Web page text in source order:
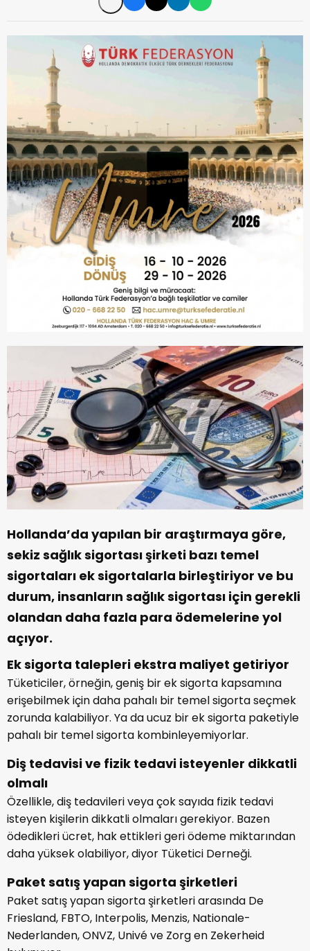
Hollanda’da yapılan bir araştırmaya göre,
sekiz sağlık sigortası şirketi bazı temel
sigortaları ek sigortalarla birleştiriyor ve bu
durum, insanların sağlık sigortası için gerekli
olandan daha fazla para ödemelerine yol
açıyor.
Ek sigorta talepleri ekstra maliyet getiriyor
Tüketiciler, örneğin, geniş bir ek sigorta kapsamına
erişebilmek için daha pahalı bir temel sigorta seçmek
zorunda kalabiliyor. Ya da ucuz bir ek sigorta paketiyle
pahalı bir temel sigorta kombinleyemiyorlar.
Diş tedavisi ve fizik tedavi isteyenler dikkatli
olmalı
Özellikle, diş tedavileri veya çok sayıda fizik tedavi
isteyen kişilerin dikkatli olmaları gerekiyor. Bazen
ödedikleri ücret, hak ettikleri geri ödeme miktarından
daha yüksek olabiliyor, diyor Tüketici Derneği.
Paket satış yapan sigorta şirketleri
Paket satış yapan sigorta şirketleri arasında De
Friesland, FBTO, Interpolis, Menzis, Nationale-
Nederlanden, ONVZ, Univé ve Zorg en Zekerheid